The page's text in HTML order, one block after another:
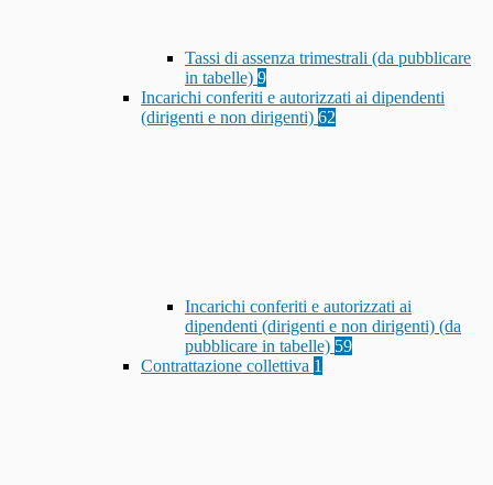
Tassi di assenza trimestrali (da pubblicare
in tabelle) 9
Incarichi conferiti e autorizzati ai dipendenti
(dirigenti e non dirigenti) 62
Incarichi conferiti e autorizzati ai
dipendenti (dirigenti e non dirigenti) (da
pubblicare in tabelle) 59
Contrattazione collettiva 1